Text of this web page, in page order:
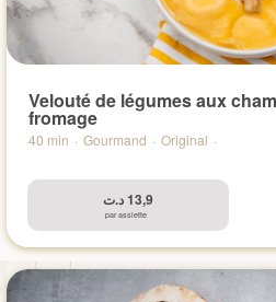
Velouté de légumes aux
fromage
40 min · Gourmand · Original ·
13,9د.ت
par assiette